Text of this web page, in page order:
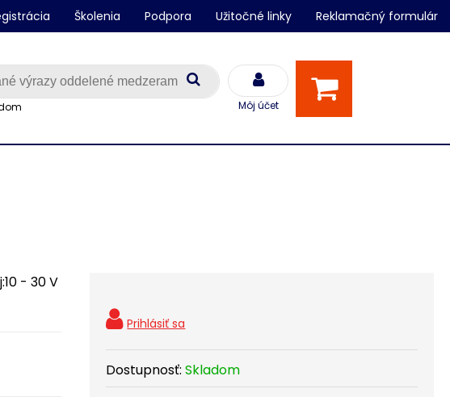
Môj účet
Školenia Podpora Užitočné linky Reklamačný formulár
Dostupnosť: Skladom
- 30 V